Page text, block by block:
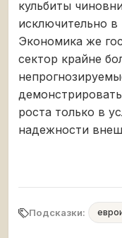
кульбиты
исключительно в
Экономика же
сектор крайне
роста только в
надежности
Подсказки: